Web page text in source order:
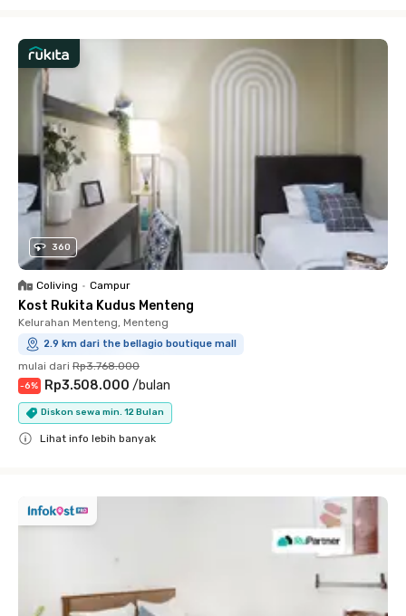
360
Coliving • Campur
Kost Rukita Kudus Menteng
Kelurahan Menteng, Menteng
2.9 km dari the bellagio boutique mall
mulai dari Rp3.768.000
-6% Rp3.508.000 /bulan
Diskon sewa min. 12 Bulan
Lihat info lebih banyak